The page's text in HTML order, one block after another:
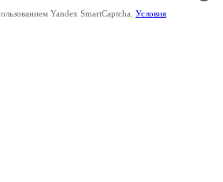
Yandex SmartCaptcha. Условия